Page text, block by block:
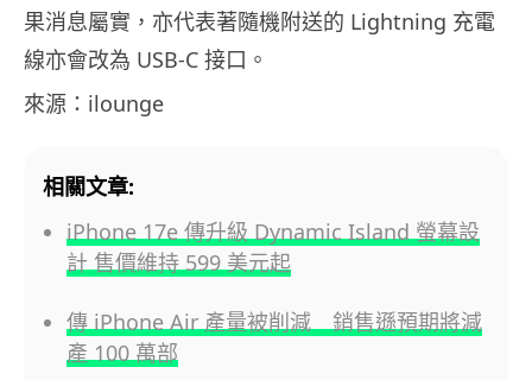
果消息屬實，亦代表著隨機附送的 Lightning 充電
線亦會改為 USB-C 接口。
來源：ilounge
相關文章:
iPhone 17e 傳升級 Dynamic Island 螢幕設
計 售價維持 599 美元起
傳 iPhone Air 產量被削減 銷售遜預期將減
產 100 萬部